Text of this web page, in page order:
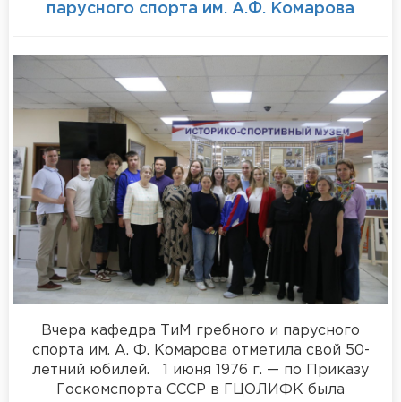
парусного спорта им. А.Ф. Комарова
Вчера кафедра ТиМ гребного и парусного
спорта им. А. Ф. Комарова отметила свой 50-
летний юбилей. 1 июня 1976 г. — по Приказу
Госкомспорта СССР в ГЦОЛИФК была